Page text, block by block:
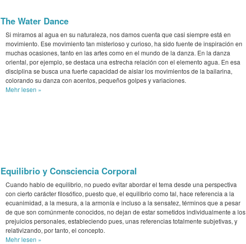
The Water Dance
Si miramos al agua en su naturaleza, nos damos cuenta que casi siempre está en
movimiento. Ese movimiento tan misterioso y curioso, ha sido fuente de inspiración en
muchas ocasiones, tanto en las artes como en el mundo de la danza. En la danza
oriental, por ejemplo, se destaca una estrecha relación con el elemento agua. En esa
disciplina se busca una fuerte capacidad de aislar los movimientos de la bailarina,
colorando su danza con acentos, pequeños golpes y variaciones.
Mehrlesen »
Equilibrio y Consciencia Corporal
Cuando hablo de equilibrio, no puedo evitar abordar el tema desde una perspectiva
con cierto carácter filosófico, puesto que, el equilibrio como tal, hace referencia a la
ecuanimidad, a la mesura, a la armonía e incluso a la sensatez, términos que a pesar
de que son comúnmente conocidos, no dejan de estar sometidos individualmente a los
prejuicios personales, estableciendo pues, unas referencias totalmente subjetivas, y
relativizando, por tanto, el concepto.
Mehrlesen »